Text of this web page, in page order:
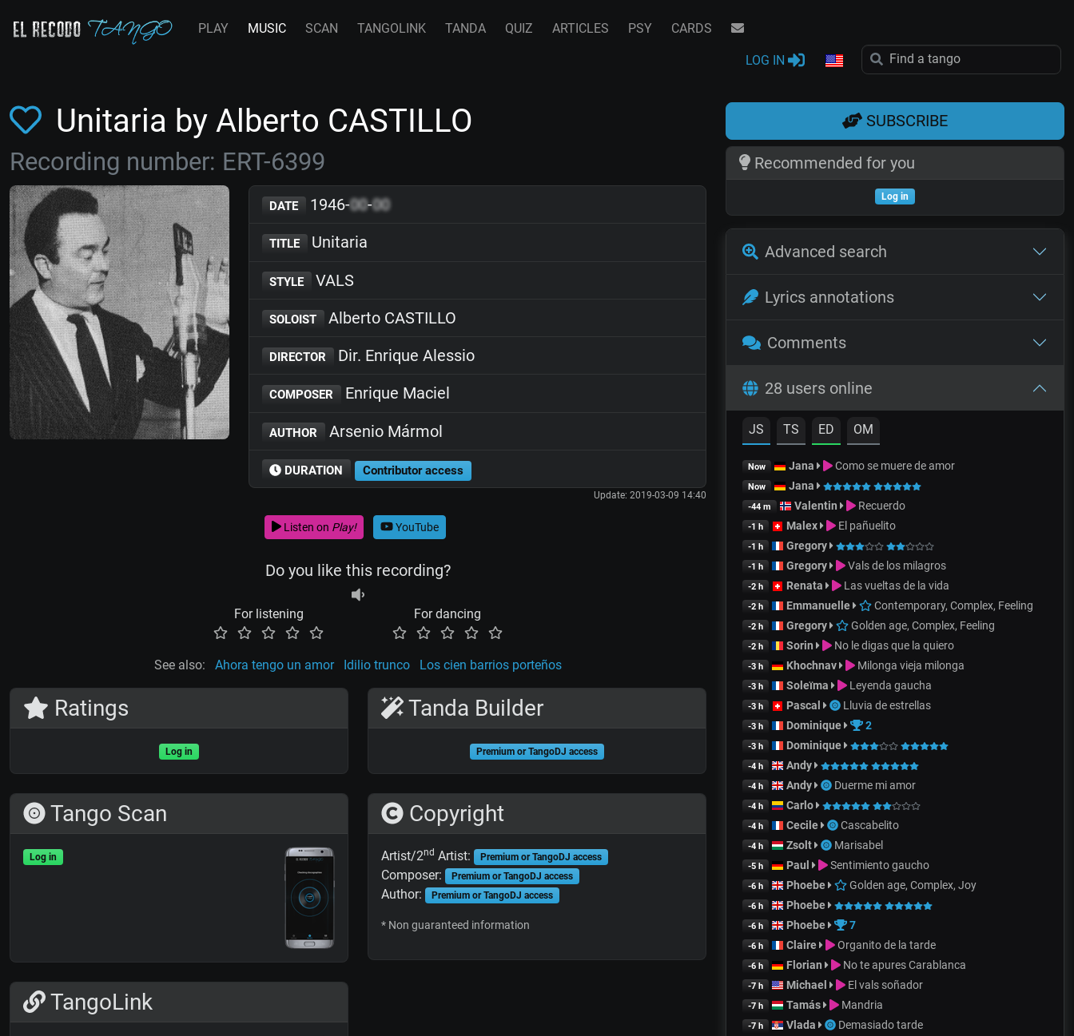
PLAY MUSIC SCAN TANGOLINK TANDA QUIZ ARTICLES PSY CARDS
LOG IN
Unitaria by Alberto CASTILLO
Recording number: ERT-6399
DATE 1946-00-00
TITLE Unitaria
STYLE VALS
SOLOIST Alberto CASTILLO
DIRECTOR Dir. Enrique Alessio
COMPOSER Enrique Maciel
AUTHOR Arsenio Mármol
DURATION Contributor access
Update: 2019-03-09 14:40
Listen on Play! YouTube
Do you like this recording?
For listening For dancing
See also: Ahora tengo un amor Idilio trunco Los cien barrios porteños
Ratings
Log in
Tango Scan
Log in
TangoLink
Tanda Builder
Premium or TangoDJ access
Copyright
Artist/2nd Artist: Premium or TangoDJ access
Composer: Premium or TangoDJ access
Author: Premium or TangoDJ access
* Non guaranteed information
SUBSCRIBE
Recommended for you
Log in
Advanced search
Lyrics annotations
Comments
28 users online
JS TS ED OM
Now Jana Como se muere de amor
Now Jana
-44 m Valentin Recuerdo
-1 h Malex El pañuelito
-1 h Gregory
-1 h Gregory Vals de los milagros
-2 h Renata Las vueltas de la vida
-2 h Emmanuelle Contemporary, Complex, Feeling
-2 h Gregory Golden age, Complex, Feeling
-2 h Sorin No le digas que la quiero
-3 h Khochnav Milonga vieja milonga
-3 h Soleïma Leyenda gaucha
-3 h Pascal Lluvia de estrellas
-3 h Dominique 2
-3 h Dominique
-4 h Andy
-4 h Andy Duerme mi amor
-4 h Carlo
-4 h Cecile Cascabelito
-4 h Zsolt Marisabel
-5 h Paul Sentimiento gaucho
-6 h Phoebe Golden age, Complex, Joy
-6 h Phoebe
-6 h Phoebe 7
-6 h Claire Organito de la tarde
-6 h Florian No te apures Carablanca
-7 h Michael El vals soñador
-7 h Tamás Mandria
-7 h Vlada Demasiado tarde